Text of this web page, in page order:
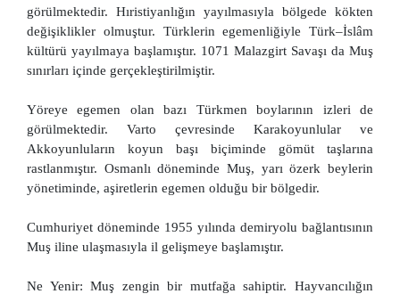
görülmektedir. Hıristiyanlığın yayılmasıyla bölgede kökten
değişiklikler olmuştur. Türklerin egemenliğiyle Türk–İslâm
kültürü yayılmaya başlamıştır. 1071 Malazgirt Savaşı da Muş
sınırları içinde gerçekleştirilmiştir.
Yöreye egemen olan bazı Türkmen boylarının izleri de
görülmektedir. Varto çevresinde Karakoyunlular ve
Akkoyunluların koyun başı biçiminde gömüt taşlarına
rastlanmıştır. Osmanlı döneminde Muş, yarı özerk beylerin
yönetiminde, aşiretlerin egemen olduğu bir bölgedir.
Cumhuriyet döneminde 1955 yılında demiryolu bağlantısının
Muş iline ulaşmasıyla il gelişmeye başlamıştır.
Ne Yenir: Muş zengin bir mutfağa sahiptir. Hayvancılığın